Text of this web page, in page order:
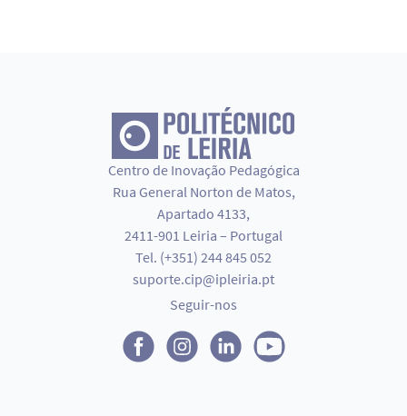
Centro de Inovação Pedagógica
Rua General Norton de Matos,
Apartado 4133,
2411-901 Leiria – Portugal
Tel. (+351) 244 845 052
suporte.cip@ipleiria.pt
Seguir-nos